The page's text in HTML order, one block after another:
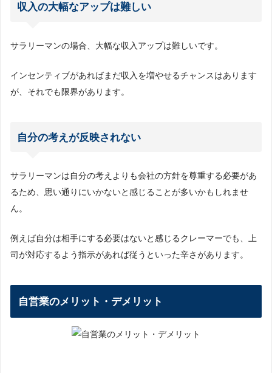
収入の大幅なアップは難しい
サラリーマンの場合、大幅な収入アップは難しいです。
インセンティブがあればまだ収入を増やせるチャンスはあります
が、それでも限界があります。
自分の考えが反映されない
サラリーマンは自分の考えよりも会社の方針を尊重する必要があ
るため、思い通りにいかないと感じることが多いかもしれませ
ん。
例えば自分は相手にする必要はないと感じるクレーマーでも、上
司が対応するよう指示があれば従うといった辛さがあります。
自営業のメリット・デメリット